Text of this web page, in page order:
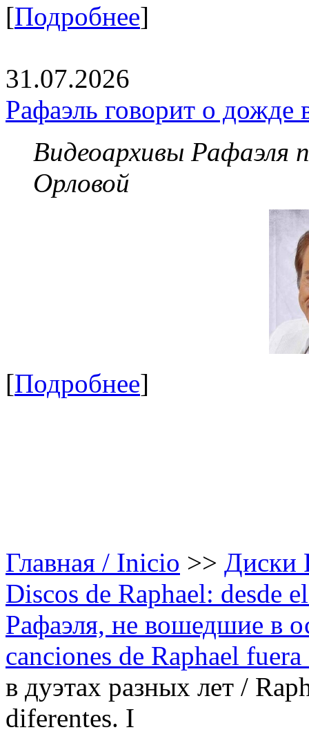
[Подробнее]
31.07.2026
Рафаэль говорит о дожде
Видеоархивы Рафаэля
Орловой
[Подробнее]
Главная / Inicio >> Диски
Discos de Raphael: desde
Рафаэля, не вошедшие в
canciones de Raphael
в дуэтах разных лет /
diferentes. I